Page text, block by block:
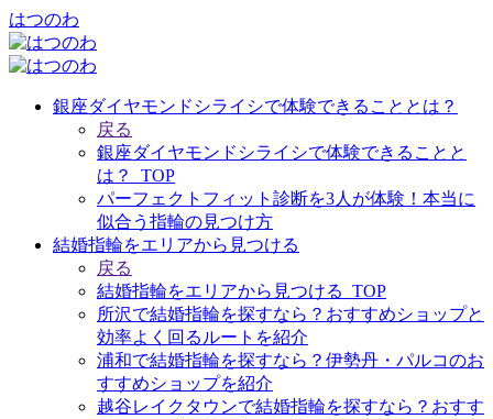
はつのわ
銀座ダイヤモンドシライシで体験できることとは？
戻る
銀座ダイヤモンドシライシで体験できることと
は？_TOP
パーフェクトフィット診断を3人が体験！本当に
似合う指輪の見つけ方
結婚指輪をエリアから見つける
戻る
結婚指輪をエリアから見つける_TOP
所沢で結婚指輪を探すなら？おすすめショップと
効率よく回るルートを紹介
浦和で結婚指輪を探すなら？伊勢丹・パルコのお
すすめショップを紹介
越谷レイクタウンで結婚指輪を探すなら？おすす